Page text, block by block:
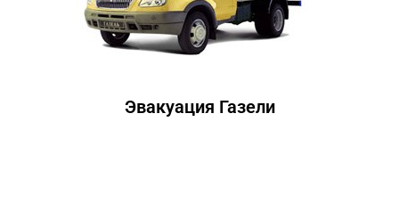
Эвакуация Газели